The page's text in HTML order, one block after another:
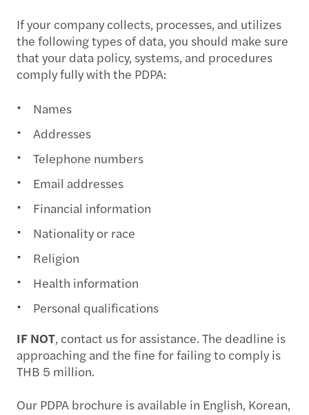
If your company collects, processes, and utilizes
the following types of data, you should make sure
that your data policy, systems, and procedures
comply fully with the PDPA:
Names
Addresses
Telephone numbers
Email addresses
Financial information
Nationality or race
Religion
Health information
Personal qualifications
IF NOT, contact us for assistance. The deadline is
approaching and the fine for failing to comply is
THB 5 million.
Our PDPA brochure is available in English, Korean,